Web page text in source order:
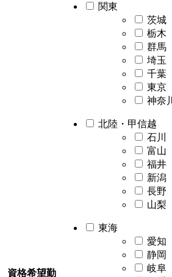
資格希望勤
関東
茨城
栃木
群馬
埼玉
千葉
東京
神奈川
北陸・甲信越
石川
富山
福井
新潟
長野
山梨
東海
愛知
静岡
岐阜